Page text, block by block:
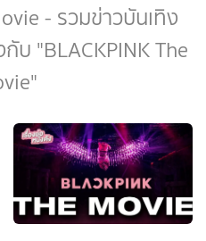
- รวมข่าวบันเทิง
บ "BLACKPINK The